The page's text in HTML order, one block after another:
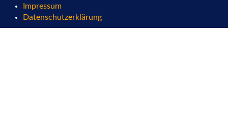
Impressum
Datenschutzerklärung